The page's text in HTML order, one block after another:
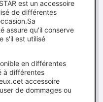
est un accessoire
de différentes
assure qu'il conserve
s'il est utilisé
en différentes
à différentes
accessoire
de dommages ou